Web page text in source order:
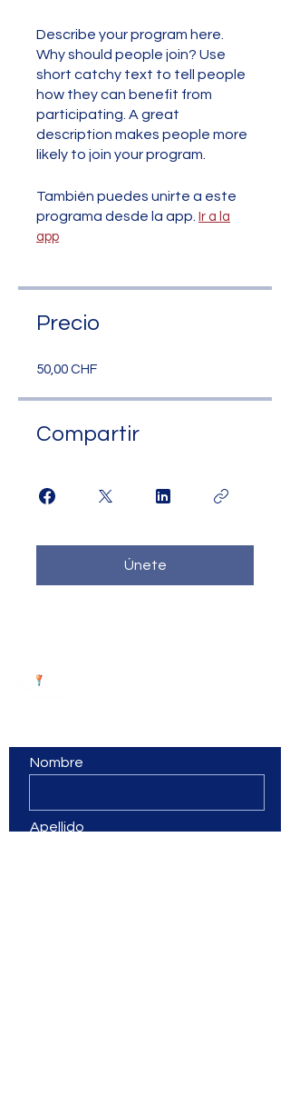
Describe your program here.
Why should people join? Use
short catchy text to tell people
how they can benefit from
participating. A great
description makes people more
likely to join your program.
También puedes unirte a este
programa desde la app.
Ir a la
app
Precio
50,00 CHF
Compartir
Únete
Nombre
Apellido